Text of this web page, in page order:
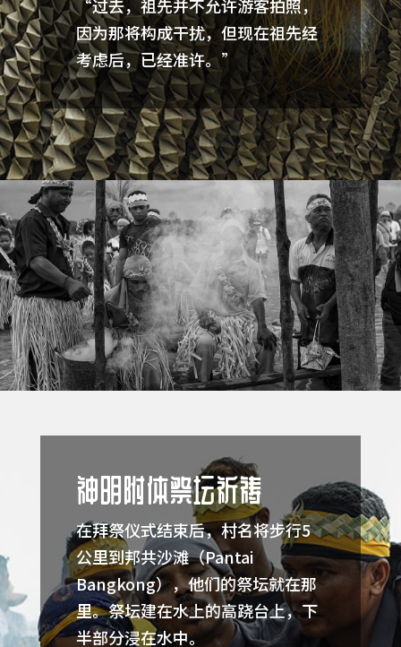
“过去，祖先并不允许游客拍照，
因为那将构成干扰，但现在祖先经
考虑后，已经准许。”
神明附体祭坛祈祷
在拜祭仪式结束后，村名将步行5
公里到邦共沙滩（Pantai
Bangkong），他们的祭坛就在那
里。祭坛建在水上的高跷台上，下
半部分浸在水中。